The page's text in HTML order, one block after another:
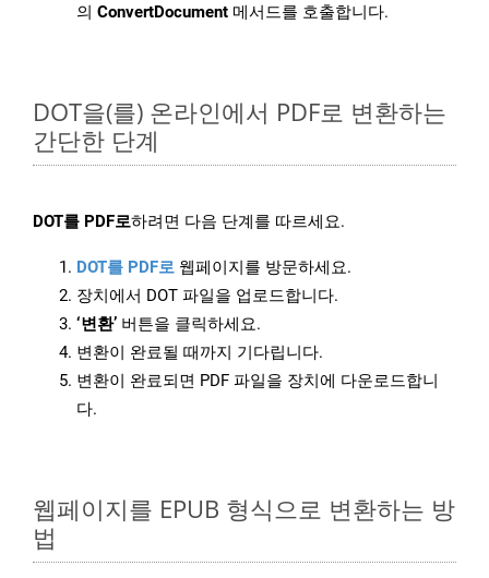
의 ConvertDocument 메서드를 호출합니다.
DOT을(를) 온라인에서 PDF로 변환하는
간단한 단계
DOT를 PDF로하려면 다음 단계를 따르세요.
DOT를 PDF로 웹페이지를 방문하세요.
장치에서 DOT 파일을 업로드합니다.
‘변환’ 버튼을 클릭하세요.
변환이 완료될 때까지 기다립니다.
변환이 완료되면 PDF 파일을 장치에 다운로드합니
다.
웹페이지를 EPUB 형식으로 변환하는 방
법